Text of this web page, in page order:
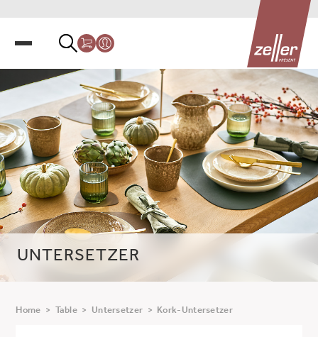
UNTERSETZER
Home > Table > Untersetzer > Kork-Untersetzer